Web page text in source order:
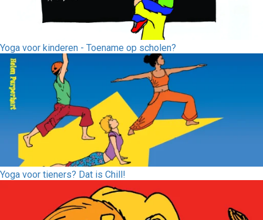
Yoga voor kinderen - Toename op scholen?
Yoga voor tieners? Dat is Chill!